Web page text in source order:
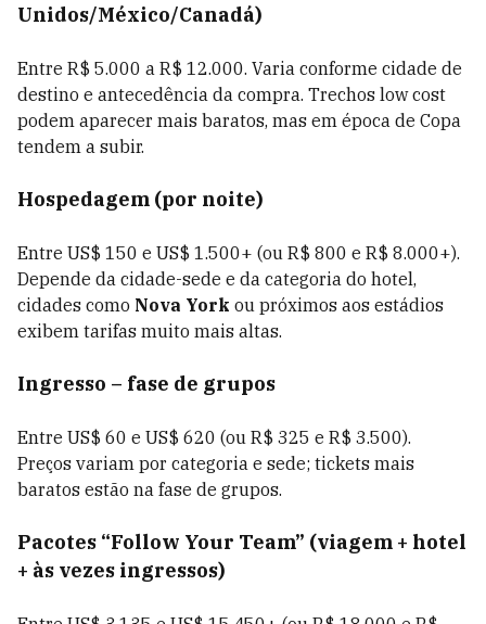
Unidos/México/Canadá)
Entre R$ 5.000 a R$ 12.000. Varia conforme cidade de
destino e antecedência da compra. Trechos low cost
podem aparecer mais baratos, mas em época de Copa
tendem a subir.
Hospedagem (por noite)
Entre US$ 150 e US$ 1.500+ (ou R$ 800 e R$ 8.000+).
Depende da cidade-sede e da categoria do hotel,
cidades como Nova York ou próximos aos estádios
exibem tarifas muito mais altas.
Ingresso – fase de grupos
Entre US$ 60 e US$ 620 (ou R$ 325 e R$ 3.500).
Preços variam por categoria e sede; tickets mais
baratos estão na fase de grupos.
Pacotes “Follow Your Team” (viagem + hotel
+ às vezes ingressos)